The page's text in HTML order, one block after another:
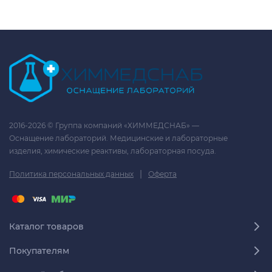
2016-2026 © Группа компаний «ХИММЕДСНАБ» —
Оснащение лабораторий. Медицинские и лабораторные
изделия, химические реактивы, лабораторная посуда.
Политика персональных данных | Оферта
Каталог товаров
Покупателям